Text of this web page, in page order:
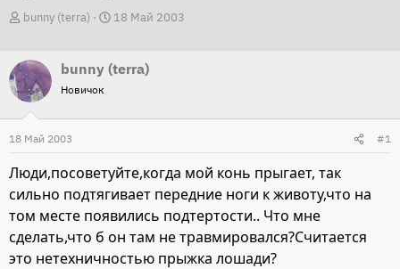
А
т
о
р
т
е
bunny (terra)
Д
а
а
а
18 Май 2003
bunny (terra)
Новичок
18 Май 2003 #1
Люди,посоветуйте,когда мой конь прыгает, так
сильно подтягивает передние ноги к животу,что на
том месте появились подтертости.. Что мне
сделать,что б он там не травмировался?Считается
это нетехничностью прыжка лошади?